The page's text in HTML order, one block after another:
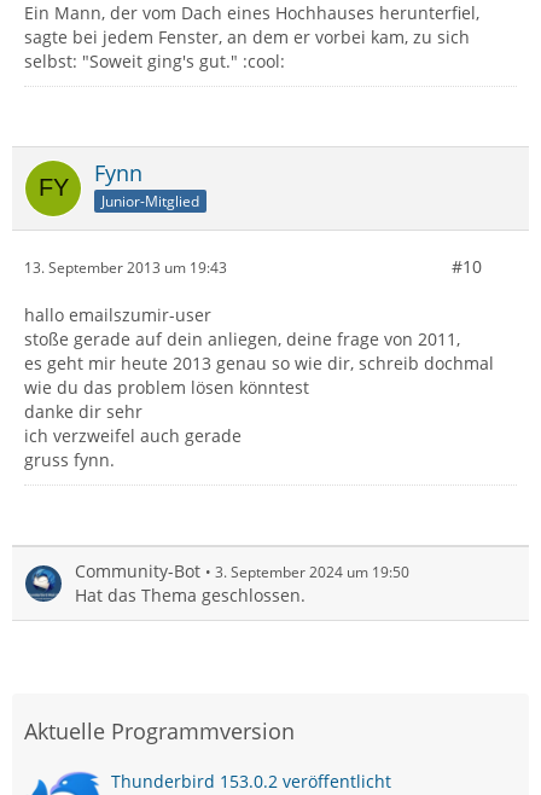
Ein Mann, der vom Dach eines Hochhauses herunterfiel,
sagte bei jedem Fenster, an dem er vorbei kam, zu sich
selbst: "Soweit ging's gut." :cool:
Fynn
Junior-Mitglied
13. September 2013 um 19:43 #10
hallo emailszumir-user
stoße gerade auf dein anliegen, deine frage von 2011,
es geht mir heute 2013 genau so wie dir, schreib dochmal
wie du das problem lösen könntest
danke dir sehr
ich verzweifel auch gerade
gruss fynn.
Community-Bot 3. September 2024 um 19:50
Hat das Thema geschlossen.
Aktuelle Programmversion
Thunderbird 153.0.2 veröffentlicht